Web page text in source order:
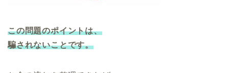
この問題のポイントは、
騙されないことです。